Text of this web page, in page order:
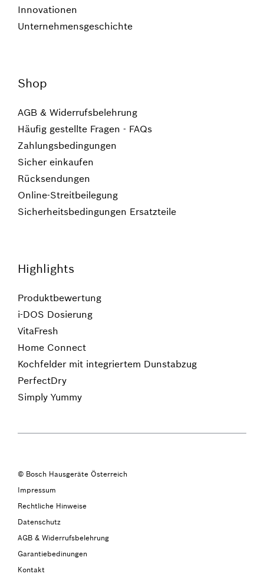
Innovationen
Unternehmensgeschichte
Shop
AGB & Widerrufsbelehrung
Häufig gestellte Fragen - FAQs
Zahlungsbedingungen
Sicher einkaufen
Rücksendungen
Online-Streitbeilegung
Sicherheitsbedingungen Ersatzteile
Highlights
Produktbewertung
i-DOS Dosierung
VitaFresh
Home Connect
Kochfelder mit integriertem Dunstabzug
PerfectDry
Simply Yummy
© Bosch Hausgeräte Österreich
Impressum
Rechtliche Hinweise
Datenschutz
AGB & Widerrufsbelehrung
Garantiebedinungen
Kontakt